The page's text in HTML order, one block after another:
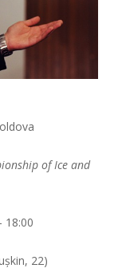
of Ice and
18:00
22)